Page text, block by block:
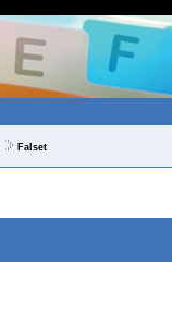
Falset